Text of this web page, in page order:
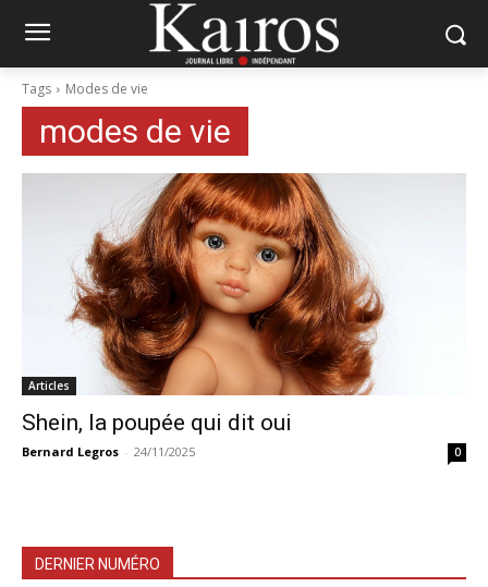
Tags Modes de vie
modes de vie
Articles
Shein, la poupée qui dit oui
Bernard Legros - 24/11/2025 0
DERNIER NUMÉRO